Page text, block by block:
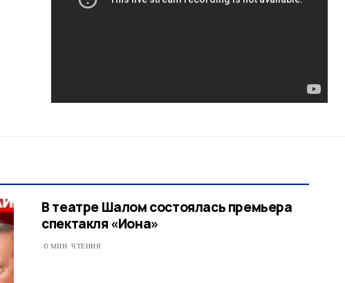
В театре Шалом состоялась премьера
спектакля «Иона»
0 МИН. ЧТЕНИЯ